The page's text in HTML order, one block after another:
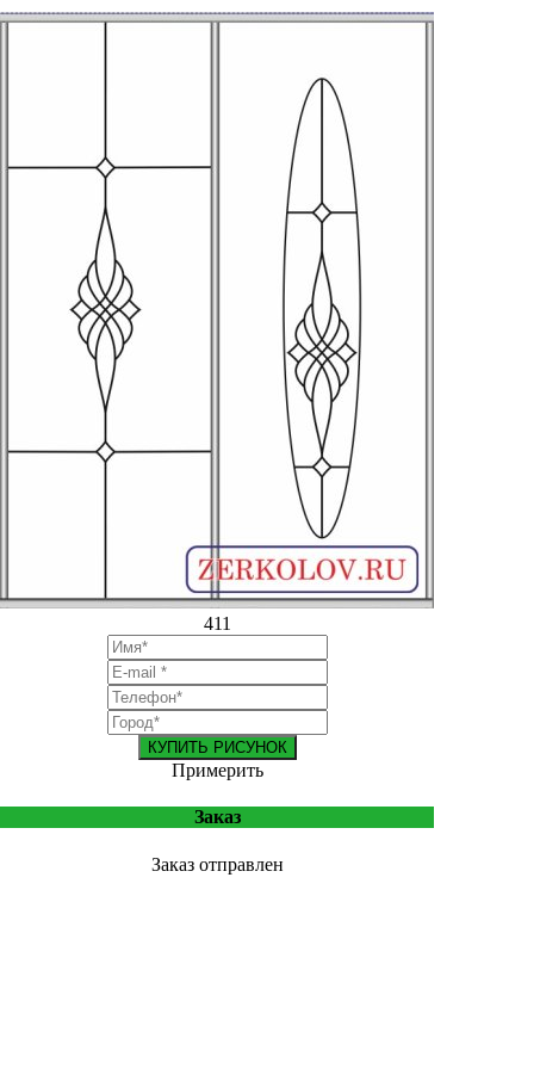
411
КУПИТЬ РИСУНОК
Примерить
Заказ
Заказ отправлен